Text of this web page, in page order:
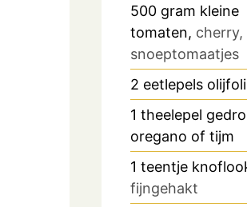
500 gram kleine
tomaten,
snoeptomaatjes
2 eetlepels
1 theelepel
oregano of tijm
1 teentje
fijngehakt